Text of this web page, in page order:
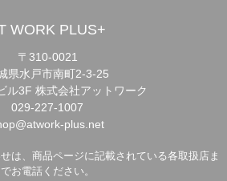
WORK PLUS+
〒310-0021
県水戸市南町2-3-25
ル3F 株式会社アットワーク
029-227-1007
plus.net
は、商品ページに記載されている各取扱店ま
でお電話ください。